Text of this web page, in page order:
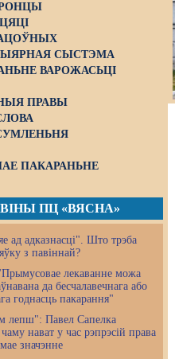
СЫСТЭМА
ВАРОЖАСЬЦІ
ПРАВЫ
ПАКАРАНЬНЕ
ПЦ «ВЯСНА»
ад адказнасці". Што трэба
з павіннай?
лекаванне можа
да бесчалавечнага або
годнасць пакарання"
лепш": Павел Сапелка
нават у час рэпрэсій права
значэнне